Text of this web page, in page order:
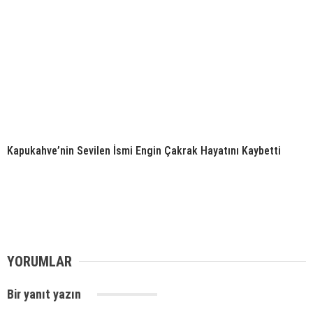
Kapukahve’nin Sevilen İsmi Engin Çakrak Hayatını Kaybetti
YORUMLAR
Bir yanıt yazın